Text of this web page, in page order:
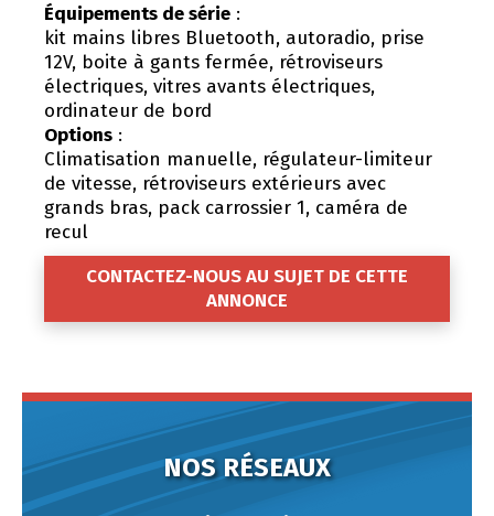
Équipements de série :
kit mains libres Bluetooth, autoradio, prise
12V, boite à gants fermée, rétroviseurs
électriques, vitres avants électriques,
ordinateur de bord
Options :
Climatisation manuelle, régulateur-limiteur
de vitesse, rétroviseurs extérieurs avec
grands bras, pack carrossier 1, caméra de
recul
CONTACTEZ-NOUS AU SUJET DE CETTE
ANNONCE
NOS RÉSEAUX